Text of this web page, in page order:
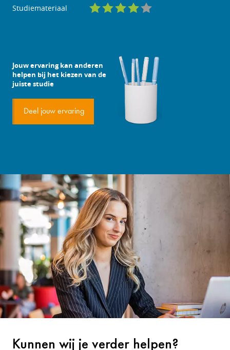
Studiemateriaal
Jouw ervaring kan anderen
helpen bij het kiezen van de
juiste studie
Deel jouw ervaring
Kunnen wij je verder helpen?